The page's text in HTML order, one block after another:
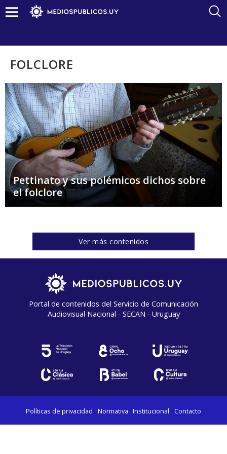
FOLCLORE
Pettinato y sus polémicos dichos sobre
el folclore
Ver más contenidos
Portal de contenidos del Servicio de Comunicación
Audiovisual Nacional - SECAN - Uruguay
Políticas de privacidad Normativa Institucional Contacto